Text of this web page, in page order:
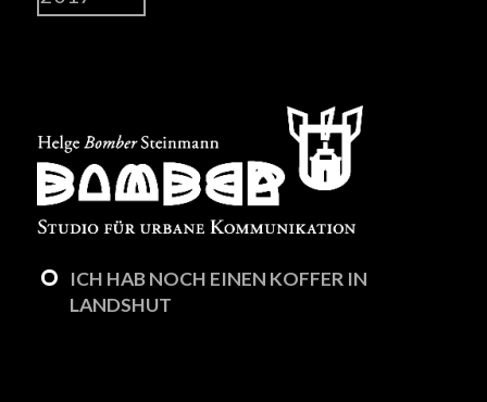
ICH HAB NOCH EINEN KOFFER IN
LANDSHUT